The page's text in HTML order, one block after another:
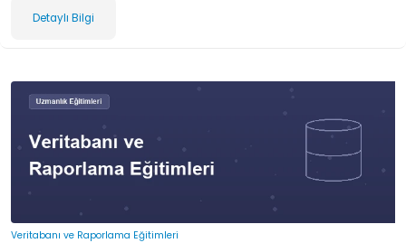
Detaylı Bilgi
Veritabanı ve Raporlama Eğitimleri